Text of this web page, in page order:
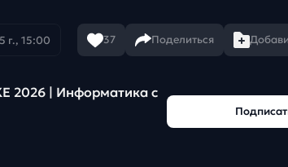
г., 15:00 37 Поделиться
| Информатика с